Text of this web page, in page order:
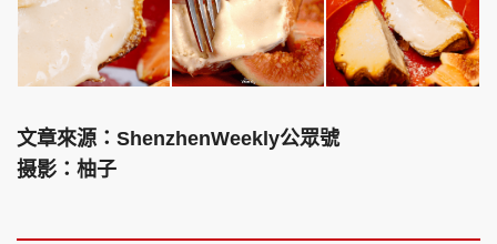
文章來源：ShenzhenWeekly公眾號
摄影：柚子